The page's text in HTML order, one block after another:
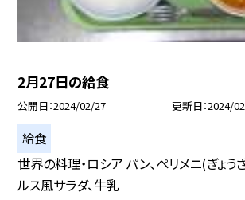
2月27日の給食
公開日 2024/02/27 更新日 2024/
給食
世界の料理・ロシア パン、ぺリメニ(ぎょう
ルス風サラダ、牛乳